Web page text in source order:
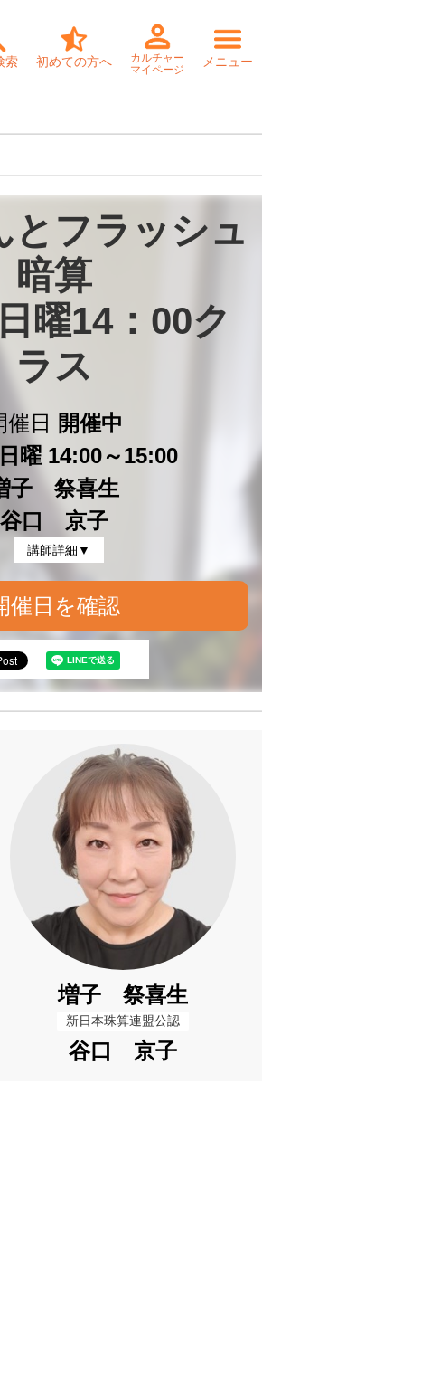
索 初めての方へ
カルチャー
マイページ
メニュー
とフラッシュ
暗算
曜14：00ク
ラス
催日
開催中
曜 14:00～15:00
子 祭喜生
谷口 京子
講師詳細▼
催日を確認
増子 祭喜生
新日本珠算連盟公認
谷口 京子